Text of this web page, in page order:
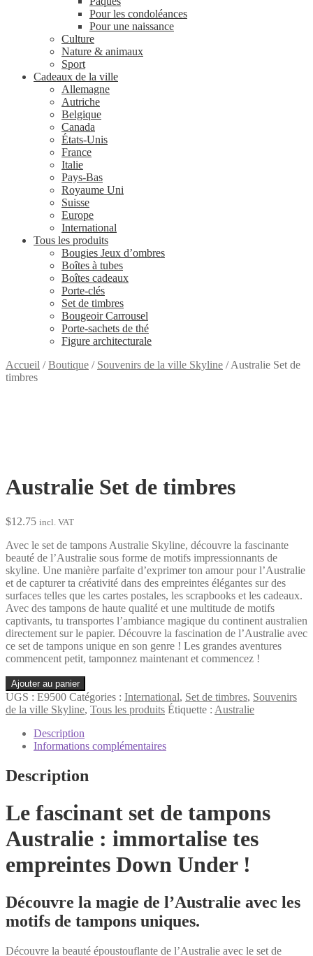
Pour les condoléances
Pour une naissance
Culture
Nature & animaux
Sport
Cadeaux de la ville
Allemagne
Autriche
Belgique
Canada
États-Unis
France
Italie
Pays-Bas
Royaume Uni
Suisse
Europe
International
Tous les produits
Bougies Jeux d’ombres
Boîtes à tubes
Boîtes cadeaux
Porte-clés
Set de timbres
Bougeoir Carrousel
Porte-sachets de thé
Figure architecturale
Accueil /Boutique / Souvenirs de la ville Skyline /Australie Set de
timbres
Australie Set de timbres
$12.75 incl. VAT
Avec le set de tampons Australie Skyline, découvre la fascinante
beauté de l’Australie sous forme de motifs impressionnants de
skyline. Une manière parfaite d’exprimer ton amour pour l’Australie
et de capturer ta créativité dans des empreintes élégantes sur des
surfaces telles que les cartes postales, les scrapbooks et les cadeaux.
Avec des tampons de haute qualité et une multitude de motifs
captivants, tu transportes l’ambiance magique du continent australien
directement sur le papier. Découvre la fascination de l’Australie avec
ce set de tampons unique en son genre ! Les grandes aventures
commencent petit, tamponnez maintenant et commencez !
quantité
de
Australie
timbres
Ajouter au panier
UGS : E9500 Catégories : International, Set de timbres, Souvenirs
de la ville Skyline, Tous les produits Étiquette : Australie
Description
Informations complémentaires
Description
Le fascinant set de tampons
Australie : immortalise tes
empreintes Down Under !
Découvre la magie de l’Australie avec les
motifs de tampons uniques.
Découvre la beauté époustouflante de l’Australie avec le set de